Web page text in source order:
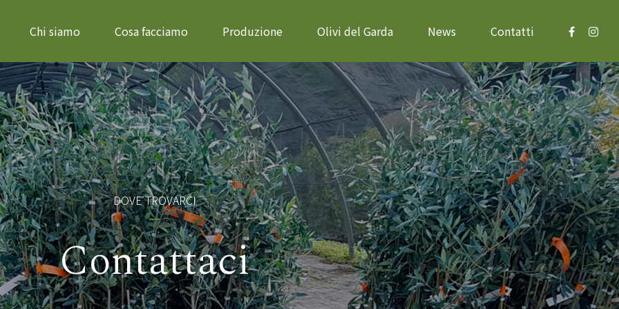
Chi siamo Cosa facciamo Produzione Olivi del Garda News Contatti
DOVE TROVARCI
Contattaci